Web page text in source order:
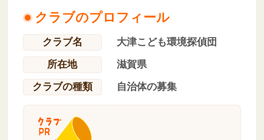
クラブのプロフィール
クラブ名
大津こども環境探偵団
所在地
滋賀県
クラブの種類
自治体の募集